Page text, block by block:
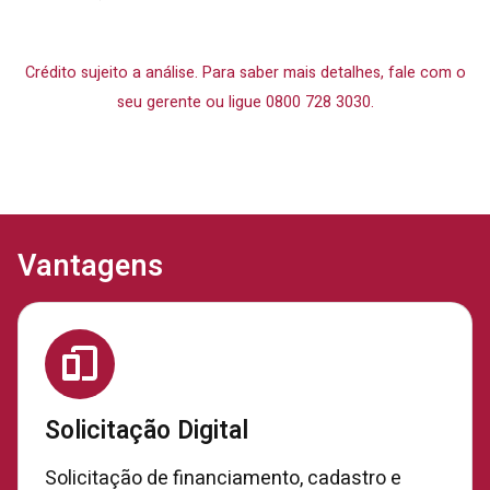
Crédito sujeito a análise. Para saber mais detalhes, fale com o
seu gerente ou ligue 0800 728 3030.
Vantagens
Solicitação Digital
Solicitação de financiamento, cadastro e